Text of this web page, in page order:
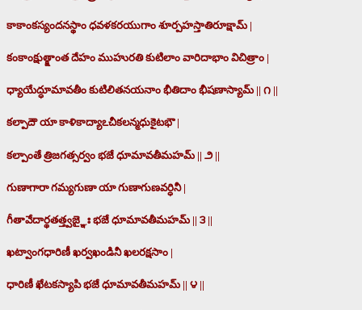
కాకాంకస్యందనస్థాం ధవళకరయుగాం శూర్పహస్తాతిరూక్షామ్ |
కంకాంక్షుత్క్షాంత దేహం ముహురతి కుటిలాం వారిదాభాం విచిత్రాం |
ధ్యాయేద్ధూమావతీం కుటిలితనయనాం భీతిదాం భీషణాస్యామ్ || ౧ ||
కల్పాదౌ యా కాళికాద్యాఽచీకలన్మధుకైటభౌ |
కల్పాంతే త్రిజగత్సర్వం భజే ధూమావతీమహమ్ || ౨ ||
గుణాగారా గమ్యగుణా యా గుణాగుణవర్ధినీ |
గీతావేదార్థతత్త్వజ్ఞైః భజే ధూమావతీమహమ్ || ౩ ||
ఖట్వాంగధారిణీ ఖర్వఖండినీ ఖలరక్షసాం |
ధారిణీ ఖేటకస్యాపి భజే ధూమావతీమహమ్ || ౪ ||